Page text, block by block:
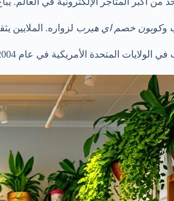
وكوبون خصم اي هيرب لزواره. الملايين
منذ ذلك الحين، توسع إلى بلدان كثيرة، بما في ذلك السعودية. يعتبر من أفضل المتاجر في السعودية.